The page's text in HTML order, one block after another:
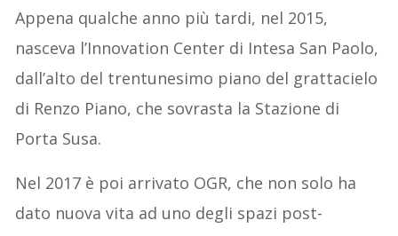
Appena qualche anno più tardi, nel 2015,
nasceva l’Innovation Center di Intesa San Paolo,
dall’alto del trentunesimo piano del grattacielo
di Renzo Piano, che sovrasta la Stazione di
Porta Susa.
Nel 2017 è poi arrivato OGR, che non solo ha
dato nuova vita ad uno degli spazi post-